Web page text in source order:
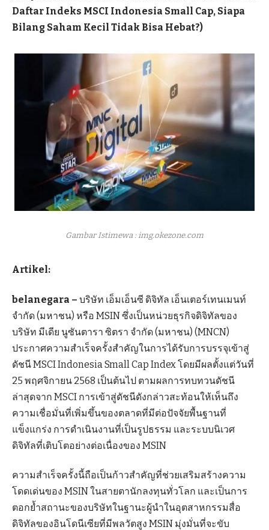
Daftar Indeks MSCI Indonesia Small Cap, Siapa
Bilang Saham Kecil Tidak Bisa Hebat?)
Gambar Istimewa : img.okezone.com
Artikel:
belanegara – บริษัท เอ็มเอ็นซี ดิจิทัล เอ็นเตอร์เทนเมนท์
จำกัด (มหาชน) หรือ MSIN ซึ่งเป็นหน่วยธุรกิจดิจิทัลของ
บริษัท มีเดีย นูซันตารา ซิตรา จำกัด (มหาชน) (MNCN)
ประกาศความสำเร็จครั้งสำคัญในการได้รับการบรรจุเข้าสู่
ดัชนี MSCI Indonesia Small Cap Index โดยมีผลตั้งแต่วันที่
25 พฤศจิกายน 2568 เป็นต้นไป ตามผลการทบทวนดัชนี
ล่าสุดจาก MSCI การเข้าสู่ดัชนีดังกล่าวสะท้อนให้เห็นถึง
ความเชื่อมั่นที่เพิ่มขึ้นของตลาดที่มีต่อปัจจัยพื้นฐานที่
แข็งแกร่ง การดำเนินงานที่เป็นรูปธรรม และระบบนิเวศ
ดิจิทัลที่เติบโตอย่างต่อเนื่องของ MSIN
ความสำเร็จครั้งนี้ถือเป็นก้าวสำคัญที่ช่วยเสริมสร้างความ
โดดเด่นของ MSIN ในสายตานักลงทุนทั่วโลก และเป็นการ
ตอกย้ำสถานะของบริษัทในฐานะผู้นำในอุตสาหกรรมสื่อ
ดิจิทัลของอินโดนีเซียที่มีพลวัตสูง MSIN มุ่งมั่นที่จะขับ